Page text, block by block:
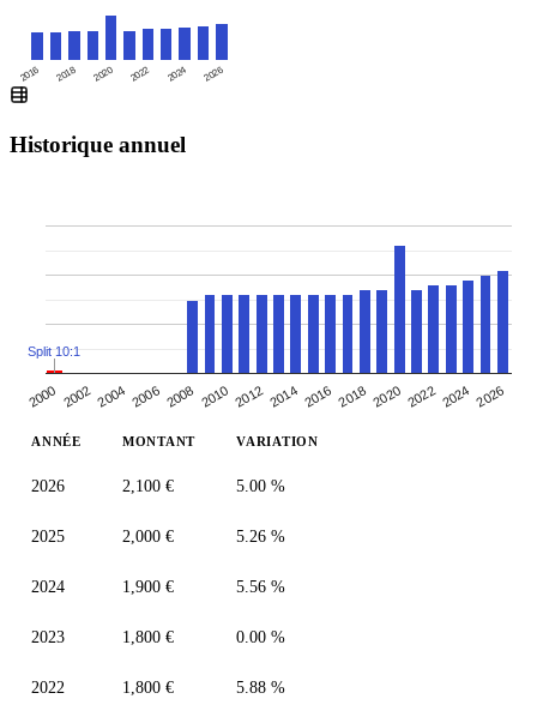
2016 2018 2020 2022 2024 2026
Historique annuel
2000 2002 2004 2006 2008 2010 2012 2014 2016 2018 2020 2022 2024 2026
Split 10:1
ANNÉE MONTANT VARIATION
2026 2,100 € 5.00 %
2025 2,000 € 5.26 %
2024 1,900 € 5.56 %
2023 1,800 € 0.00 %
2022 1,800 € 5.88 %